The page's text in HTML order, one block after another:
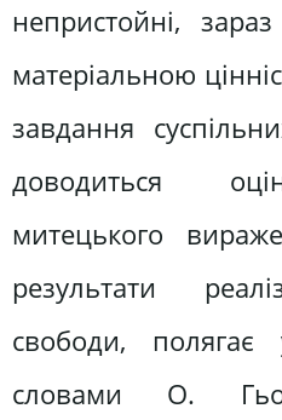
непристойні,
матеріальною
завдання
доводиться
митецького
результати
свободи,
словами О.